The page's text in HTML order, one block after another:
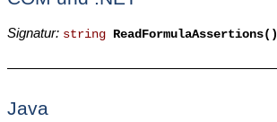
Signatur: string ReadFormulaAssertions()
Java